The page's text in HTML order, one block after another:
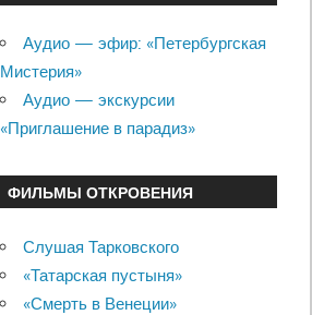
Аудио — эфир: «Петербургская
Мистерия»
Аудио — экскурсии
«Приглашение в парадиз»
ФИЛЬМЫ ОТКРОВЕНИЯ
Слушая Тарковского
«Татарская пустыня»
«Смерть в Венеции»